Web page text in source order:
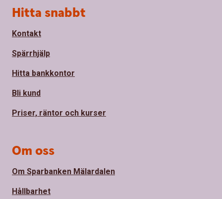
Sidfot
Hitta snabbt
Kontakt
Spärrhjälp
Hitta bankkontor
Bli kund
Priser, räntor och kurser
Om oss
Om Sparbanken Mälardalen
Hållbarhet